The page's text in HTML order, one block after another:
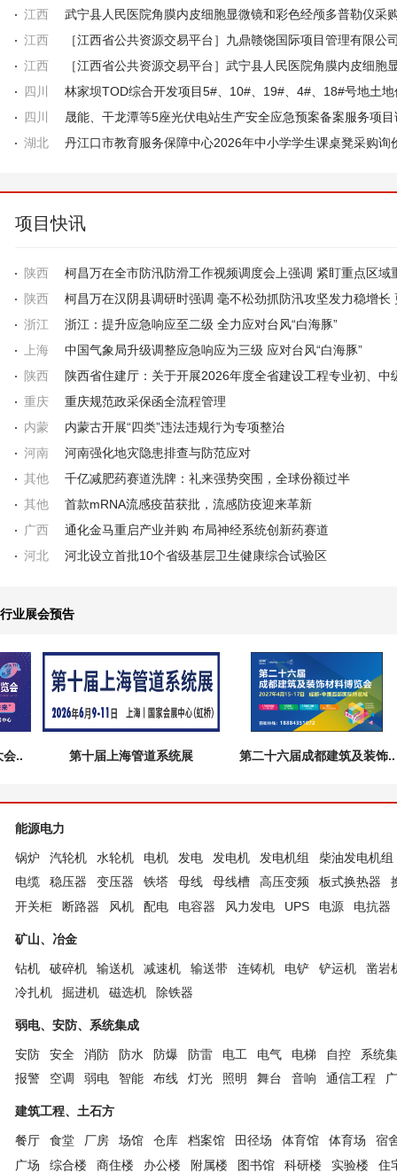
江西
江西
江西
四川
四川
湖北
项目快讯
陕西
陕西
浙江
浙江：提升应急响应至二级 全力应对台风“白海豚”
上海
中国气象局升级调整应急响应为三级 应对台风“白海豚”
陕西
重庆
重庆规范政采保函全流程管理
内蒙
内蒙古开展“四类”违法违规行为专项整治
河南
河南强化地灾隐患排查与防范应对
其他
千亿减肥药赛道洗牌：礼来强势突围，全球份额过半
其他
首款mRNA流感疫苗获批，流感防疫迎来革新
广西
通化金马重启产业并购 布局神经系统创新药赛道
河北
河北设立首批10个省级基层卫生健康综合试验区
行业展会预告
第十届上海管道系统展 第二十六届成都建筑及装饰..
能源电力
锅炉 汽轮机 水轮机 电机 发电 发电机 发电机组
柴油发电机组
电缆
稳压器 变压器 铁塔 母线 母线槽 高压变频 板式换热器
开关柜
断路器 风机 配电 电容器 风力发电 UPS 电源 电抗器
矿山、冶金
钻机 破碎机 输送机 减速机 输送带 连铸机 电铲 铲运机
凿岩
冷扎机
掘进机 磁选机 除铁器
弱电、安防、系统集成
安防 安全 消防 防水 防爆 防雷 电工 电气 电梯 自控
系统
报警
空调 弱电 智能 布线 灯光 照明 舞台 音响 通信工程
建筑工程、土石方
餐厅 食堂 厂房 场馆 仓库 档案馆 田径场 体育馆 体育场
宿
广场
综合楼 商住楼 办公楼 附属楼 图书馆 科研楼 实验楼 住